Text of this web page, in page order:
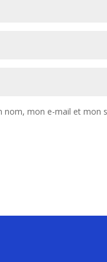
nom, mon e-mail et mon